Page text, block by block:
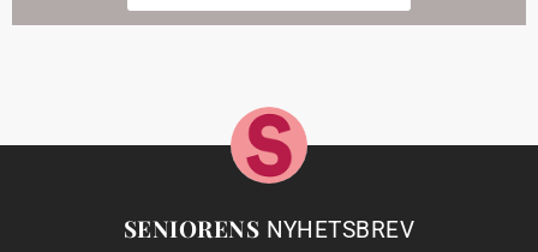
SENIORENS NYHETSBREV